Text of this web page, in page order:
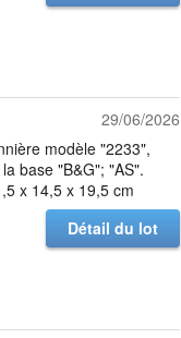
29/06/2026
modèle "2233",
base "B&G"; "AS".
x 14,5 x 19,5 cm
Détail du lot